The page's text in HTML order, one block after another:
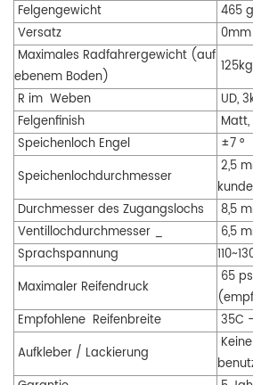
Felgengewicht
465
Versatz
0mm
Maximales Radfahrergewicht (auf
ebenem Boden)
125kg
R im Weben
UD,
Felgenfinish
Speichenloch Engel
±7°
Speichenlochdurchmesser
2,5
Durchmesser des Zugangslochs
8,5
Ventillochdurchmesser _
6,5
Sprachspannung
Maximaler Reifendruck
65
Empfohlene Reifenbreite 35C
Aufkleber / Lackierung